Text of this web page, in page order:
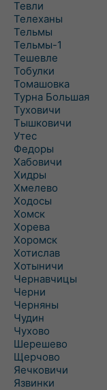
Тевли
Телеханы
Тельмы
Тельмы-1
Тешевле
Тобулки
Томашовка
Турна Большая
Туховичи
Тышковичи
Утес
Федоры
Хабовичи
Хидры
Хмелево
Ходосы
Хомск
Хорева
Хоромск
Хотислав
Хотыничи
Чернавчицы
Черни
Черняны
Чудин
Чухово
Шерешево
Щерчово
Яечковичи
Язвинки